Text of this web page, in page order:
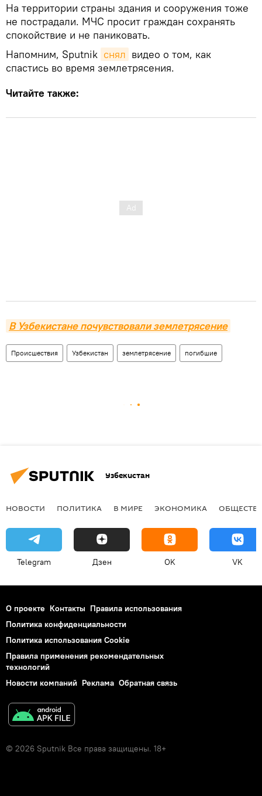
На территории страны здания и сооружения тоже
не пострадали. МЧС просит граждан сохранять
спокойствие и не паниковать.
Напомним, Sputnik снял видео о том, как
спастись во время землетрясения.
Читайте также:
В Узбекистане почувствовали землетрясение
Происшествия Узбекистан землетрясение погибшие
Узбекистан
НОВОСТИ ПОЛИТИКА В МИРЕ ЭКОНОМИКА
Telegram Дзен OK VK
О проекте Контакты Правила использования
Политика конфиденциальности
Политика использования Cookie
Правила применения рекомендательных
технологий
Новости компаний Реклама Обратная связь
© 2026 Sputnik Все права защищены. 18+